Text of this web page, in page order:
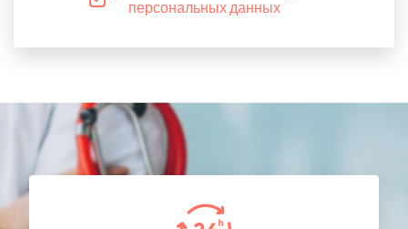
персональных данных